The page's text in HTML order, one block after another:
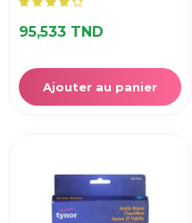
95,533 TND
Ajouter au panier